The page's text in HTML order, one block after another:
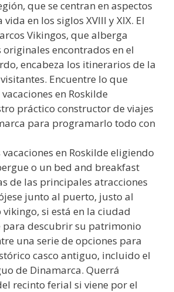
que se centran en aspectos
en los siglos XVIII y XIX. El
Vikingos, que alberga
originales encontrados en el
encabeza los itinerarios de la
Encuentre lo que
en Roskilde
práctico constructor de viajes
para programarlo todo con
en Roskilde eligiendo
o un bed and breakfast
de las principales atracciones
junto al puerto, justo al
si está en la ciudad
descubrir su patrimonio
una serie de opciones para
casco antiguo, incluido el
de Dinamarca. Querrá
recinto ferial si viene por el